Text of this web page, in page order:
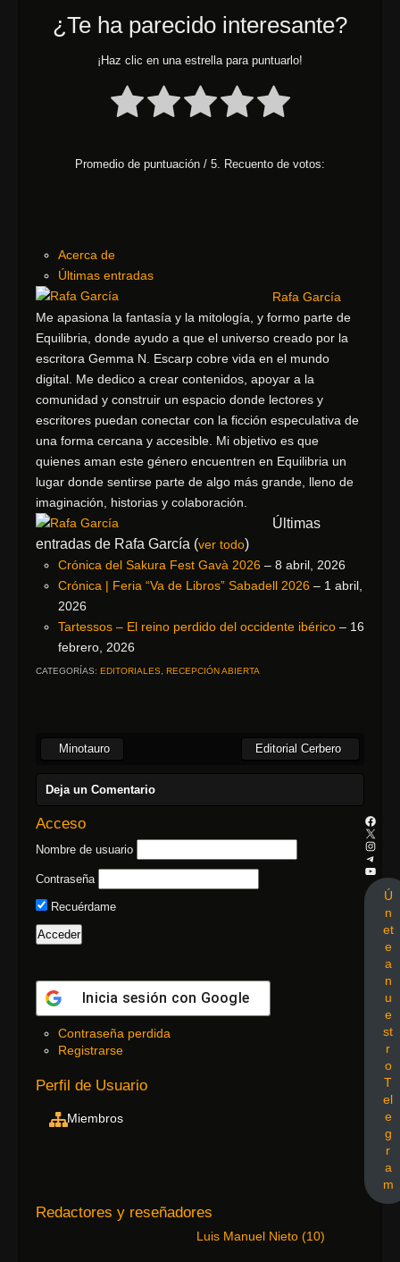
¿Te ha parecido interesante?
¡Haz clic en una estrella para puntuarlo!
Promedio de puntuación / 5. Recuento de votos:
Acerca de
Últimas entradas
Rafa García
Me apasiona la fantasía y la mitología, y formo parte de
Equilibria, donde ayudo a que el universo creado por la
escritora Gemma N. Escarp cobre vida en el mundo
digital. Me dedico a crear contenidos, apoyar a la
comunidad y construir un espacio donde lectores y
escritores puedan conectar con la ficción especulativa de
una forma cercana y accesible. Mi objetivo es que
quienes aman este género encuentren en Equilibria un
lugar donde sentirse parte de algo más grande, lleno de
imaginación, historias y colaboración.
Últimas
entradas de Rafa García (ver todo)
Crónica del Sakura Fest Gavà 2026 – 8 abril, 2026
Crónica | Feria “Va de Libros” Sabadell 2026 – 1 abril,
2026
Tartessos – El reino perdido del occidente ibérico – 16
febrero, 2026
CATEGORÍAS: EDITORIALES RECEPCIÓN ABIERTA
Minotauro Editorial Cerbero
Deja un Comentario
Acceso
Nombre de usuario
Contraseña
Recuérdame
Inicia sesión con Google
Contraseña perdida
Registrarse
Perfil de Usuario
Miembros
Ú
n
et
e
a
n
u
e
st
r
o
T
el
e
g
r
a
m
Redactores y reseñadores
Luis Manuel Nieto (10)